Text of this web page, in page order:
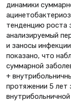
динамики
тенденцию роста
анализируемый
и заносы
показано, что
суммарной
+
протяжении 5 лет